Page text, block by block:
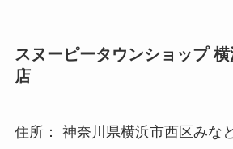
スヌーピータウンショップ
店
住所： 神奈川県横浜市西区みな